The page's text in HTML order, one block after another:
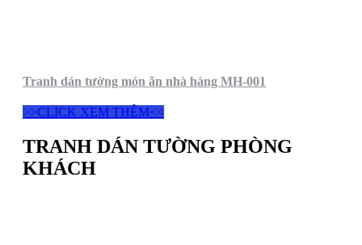
Tranh dán tường món ăn nhà hàng MH-001
>>CLICK XEM THÊM<<
TRANH DÁN TƯỜNG PHÒNG
KHÁCH